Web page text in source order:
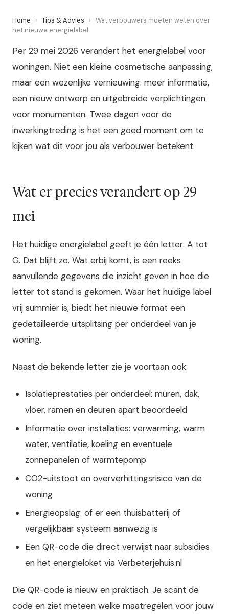
Home › Tips & Advies › Wat verbouwers moeten weten over
het nieuwe energielabel
Per 29 mei 2026 verandert het energielabel voor
woningen. Niet een kleine cosmetische aanpassing,
maar een wezenlijke vernieuwing: meer informatie,
een nieuw ontwerp en uitgebreide verplichtingen
voor monumenten. Twee dagen voor de
inwerkingtreding is het een goed moment om te
kijken wat dit voor jou als verbouwer betekent.
Wat er precies verandert op 29
mei
Het huidige energielabel geeft je één letter: A tot
G. Dat blijft zo. Wat erbij komt, is een reeks
aanvullende gegevens die inzicht geven in hoe die
letter tot stand is gekomen. Waar het huidige label
vrij summier is, biedt het nieuwe format een
gedetailleerde uitsplitsing per onderdeel van je
woning.
Naast de bekende letter zie je voortaan ook:
Isolatieprestaties per onderdeel: muren, dak,
vloer, ramen en deuren apart beoordeeld
Informatie over installaties: verwarming, warm
water, ventilatie, koeling en eventuele
zonnepanelen of warmtepomp
CO2-uitstoot en oververhittingsrisico van de
woning
Energieopslag: of er een thuisbatterij of
vergelijkbaar systeem aanwezig is
Een QR-code die direct verwijst naar subsidies
en het energieloket via Verbeterjehuis.nl
Die QR-code is nieuw en praktisch. Je scant de
code en ziet meteen welke maatregelen voor jouw